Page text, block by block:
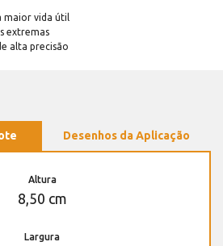
maior vida útil
extremas
alta precisão
Desenhos da Aplicação
Altura
8,50 cm
Largura